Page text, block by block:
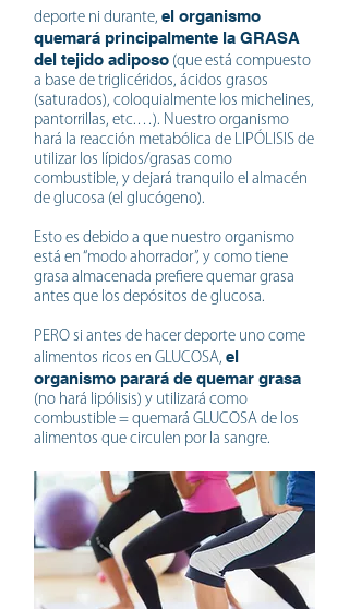
deporte ni durante, el organismo
quemará principalmente la GRASA
del tejido adiposo (que está compuesto
a base de triglicéridos, ácidos grasos
(saturados), coloquialmente los michelines,
pantorrillas, etc.…). Nuestro organismo
hará la reacción metabólica de LIPÓLISIS de
utilizar los lípidos/grasas como
combustible, y dejará tranquilo el almacén
de glucosa (el glucógeno).
Esto es debido a que nuestro organismo
está en “modo ahorrador”, y como tiene
grasa almacenada prefiere quemar grasa
antes que los depósitos de glucosa.
PERO si antes de hacer deporte uno come
alimentos ricos en GLUCOSA, el
organismo parará de quemar grasa
(no hará lipólisis) y utilizará como
combustible = quemará GLUCOSA de los
alimentos que circulen por la sangre.